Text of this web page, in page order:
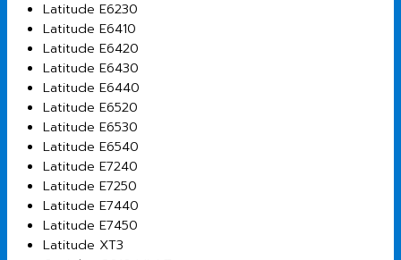
Latitude E6230
Latitude E6410
Latitude E6420
Latitude E6430
Latitude E6440
Latitude E6520
Latitude E6530
Latitude E6540
Latitude E7240
Latitude E7250
Latitude E7440
Latitude E7450
Latitude XT3